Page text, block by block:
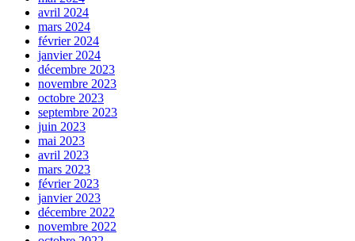
avril 2024
mars 2024
février 2024
janvier 2024
décembre 2023
novembre 2023
octobre 2023
septembre 2023
juin 2023
mai 2023
avril 2023
mars 2023
février 2023
janvier 2023
décembre 2022
novembre 2022